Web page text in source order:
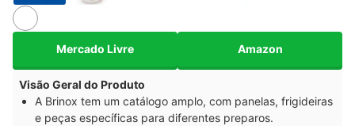
Mercado Livre Amazon
Visão Geral do Produto
A Brinox tem um catálogo amplo, com panelas, frigideiras
e peças específicas para diferentes preparos.